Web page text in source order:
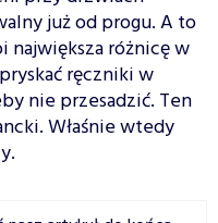
już od progu. A to
największa różnicę w
ręczniki w
nie przesadzić. Ten
Właśnie wtedy